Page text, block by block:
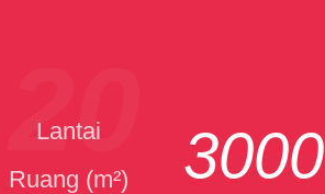
Lantai
Ruang (m²)
20 3000